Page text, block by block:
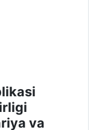
va